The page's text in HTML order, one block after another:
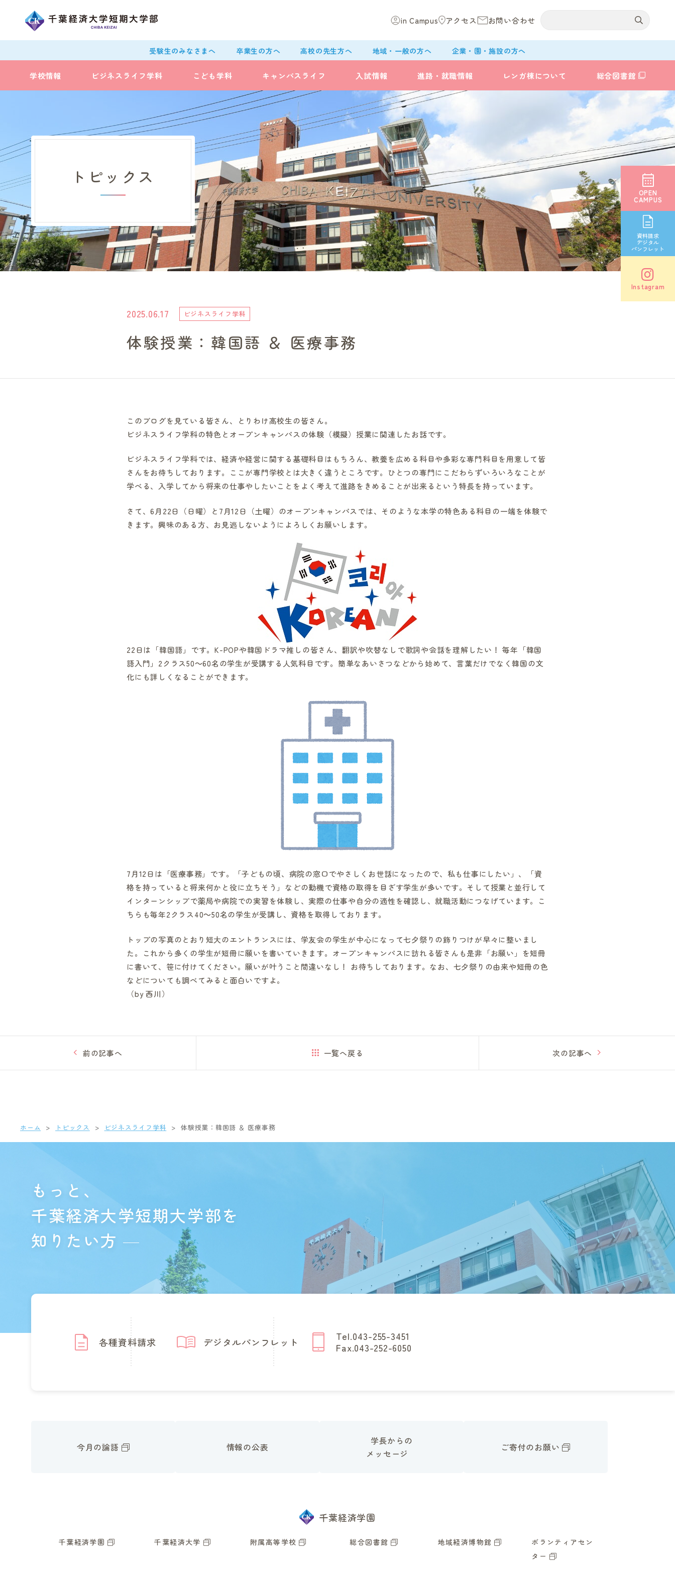
in Campus アクセス お問い合わせ
学校情報 ビジネスライフ学科 こども学科 キャンパスライフ 入試情報 進路・就職情報 レンガ棟について 総合図書館
受験生のみなさまへ 卒業生の方へ 高校の先生方へ 地域・一般の方へ 企業・園・施設の方へ
トピックス
2025.06.17 ビジネスライフ学科
体験授業：韓国語 ＆ 医療事務
このブログを見ている皆さん、とりわけ高校生の皆さん。
ビジネスライフ学科の特色とオープンキャンパスの体験（模擬）授業に関連したお話です。
ビジネスライフ学科では、経済や経営に関する基礎科目はもちろん、教養を広める科目や多彩な専門科目を用意して皆
さんをお待ちしております。ここが専門学校とは大きく違うところです。ひとつの専門にこだわらずいろいろなことが
学べる、入学してから将来の仕事やしたいことをよく考えて進路をきめることが出来るという特長を持っています。
さて、6月22日（日曜）と7月12日（土曜）のオープンキャンパスでは、そのような本学の特色ある科目の一端を体験で
きます。興味のある方、お見逃しないようによろしくお願いします。
22日は「韓国語」です。K-POPや韓国ドラマ推しの皆さん、翻訳や吹替なしで歌詞や会話を理解したい！ 毎年「韓国
語入門」2クラス50～60名の学生が受講する人気科目です。簡単なあいさつなどから始めて、言葉だけでなく韓国の文
化にも詳しくなることができます。
7月12日は「医療事務」です。「子どもの頃、病院の窓口でやさしくお世話になったので、私も仕事にしたい」、「資
格を持っていると将来何かと役に立ちそう」などの動機で資格の取得を目ざす学生が多いです。そして授業と並行して
インターンシップで薬局や病院での実習を体験し、実際の仕事や自分の適性を確認し、就職活動につなげています。こ
ちらも毎年2クラス40～50名の学生が受講し、資格を取得しております。
トップの写真のとおり短大のエントランスには、学友会の学生が中心になって七夕祭りの飾りつけが早々に整いまし
た。これから多くの学生が短冊に願いを書いていきます。オープンキャンパスに訪れる皆さんも是非「お願い」を短冊
に書いて、笹に付けてください。願いが叶うこと間違いなし！ お待ちしております。なお、七夕祭りの由来や短冊の色
などについても調べてみると面白いですよ。
（by 西川）
前の記事へ 一覧へ戻る 次の記事へ
ホーム トピックス ビジネスライフ学科 体験授業：韓国語 ＆ 医療事務
OPEN
CAMPUS
資料請求
デジタル
パンフレット
Instagram
もっと、
千葉経済大学短期大学部を
知りたい方
各種資料請求 デジタルパンフレット
Tel.043-255-3451
Fax.043-252-6050
今月の論語 情報の公表
学長からの
メッセージ
ご寄付のお願い
千葉経済学園
千葉経済学園 千葉経済大学 附属高等学校 総合図書館 地域経済博物館
ボランティアセン
ター